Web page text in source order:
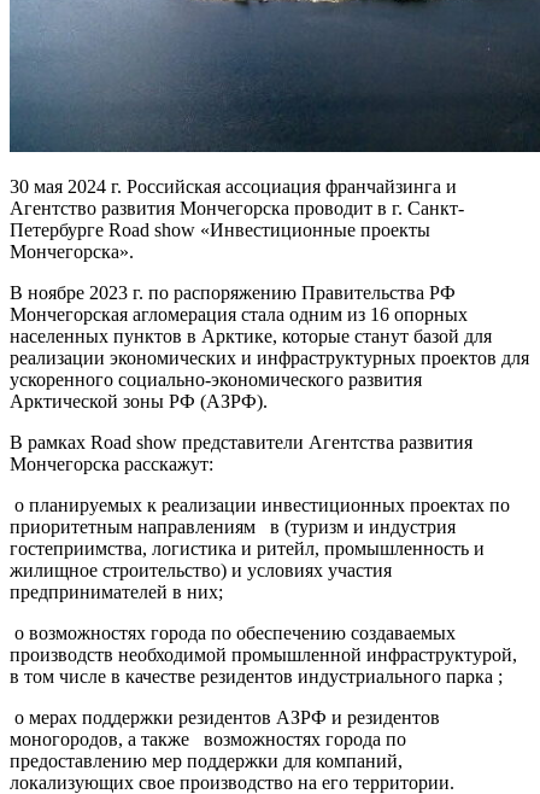
30 мая 2024 г. Российская ассоциация франчайзинга и
Агентство развития Мончегорска проводит в г. Санкт-
Петербурге Road show «Инвестиционные проекты
Мончегорска».
В ноябре 2023 г. по распоряжению Правительства РФ
Мончегорская агломерация стала одним из 16 опорных
населенных пунктов в Арктике, которые станут базой для
реализации экономических и инфраструктурных проектов для
ускоренного социально-экономического развития
Арктической зоны РФ (АЗРФ).
В рамках Road show представители Агентства развития
Мончегорска расскажут:
о планируемых к реализации инвестиционных проектах по
приоритетным направлениям в (туризм и индустрия
гостеприимства, логистика и ритейл, промышленность и
жилищное строительство) и условиях участия
предпринимателей в них;
о возможностях города по обеспечению создаваемых
производств необходимой промышленной инфраструктурой,
в том числе в качестве резидентов индустриального парка ;
о мерах поддержки резидентов АЗРФ и резидентов
моногородов, а также возможностях города по
предоставлению мер поддержки для компаний,
локализующих свое производство на его территории.